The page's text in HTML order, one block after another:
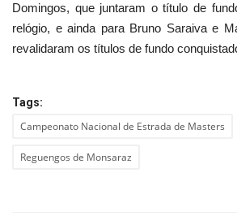
Domingos, que juntaram o título de
relógio, e ainda para Bruno Saraiva e
revalidaram os títulos de fundo
Tags:
Campeonato Nacional de Estrada de Masters
Reguengos de Monsaraz